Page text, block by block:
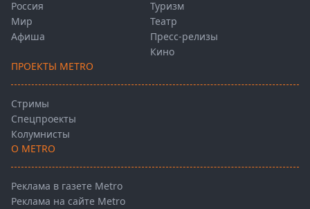
Россия
Мир
Афиша
Туризм
Театр
Пресс-релизы
Кино
ПРОЕКТЫ METRO
Стримы
Спецпроекты
Колумнисты
О METRO
Реклама в газете Metro
Реклама на сайте Metro